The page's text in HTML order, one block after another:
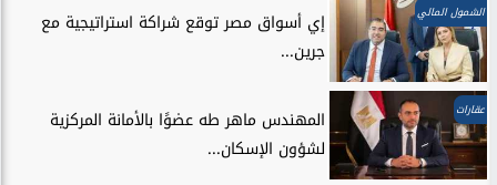
الشمول المالي
إي أسواق مصر توقع شراكة استراتيجية مع
جرين...
عقارات
المهندس ماهر طه عضوًا بالأمانة المركزية
لشؤون الإسكان...